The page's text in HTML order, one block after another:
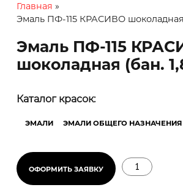
You are here
Главная »
Эмаль ПФ-115 КРАСИВО шоколадная
Эмаль ПФ-115
шоколадная (бан.
изменяться в зависимости от
Длина (м)
Каталог красок:
ЭМАЛИ ЭМАЛИ ОБЩЕГО НАЗНАЧЕНИЯ